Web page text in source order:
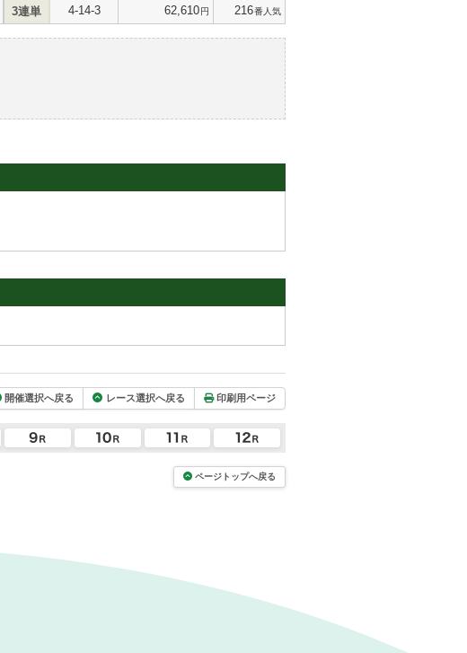
3連単 4-14-3 62,610円 216番人気
開催選択へ戻る レース選択へ戻る 印刷用ページ
ページトップへ戻る